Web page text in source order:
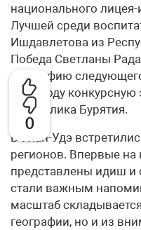
0
национального
Лучшей среди
Ишдавлетова из
Победа Светланы
географию
2025 году
Республика Бурятия.
В Улан-Удэ
регионов. Впервые
представлены идиш и
стали важным
масштаб
географии, но и из